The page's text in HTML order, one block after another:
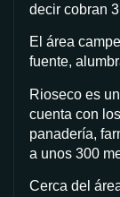
decir cobran
El área
fuente,
Rioseco es
cuenta con
panadería,
a unos 300
Cerca del